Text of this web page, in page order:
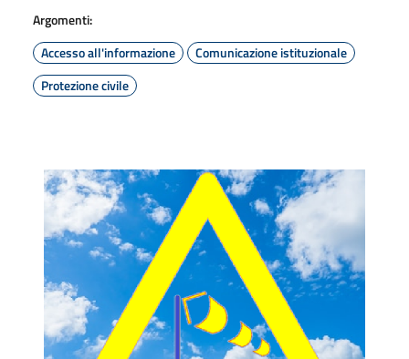
Argomenti:
Accesso all'informazione
Comunicazione istituzionale
Protezione civile